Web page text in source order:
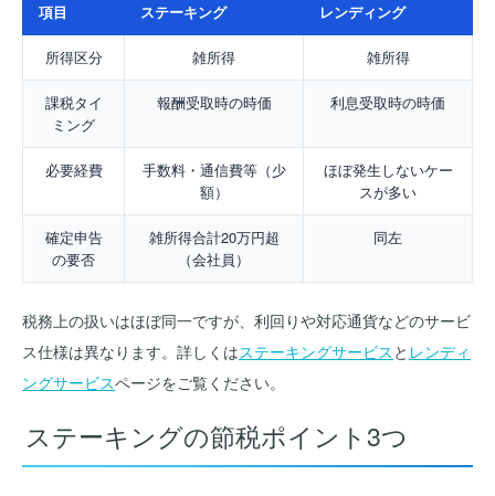
項目 ステーキング レンディング
所得区分 雑所得 雑所得
課税タイ
ミング
報酬受取時の時価 利息受取時の時価
必要経費
手数料・通信費等（少
額）
ほぼ発生しないケー
スが多い
確定申告
の要否
雑所得合計20万円超
（会社員）
同左
税務上の扱いはほぼ同一ですが、利回りや対応通貨などのサービ
ス仕様は異なります。詳しくはステーキングサービス と レンディ
ングサービスページをご覧ください。
ステーキングの節税ポイント3つ